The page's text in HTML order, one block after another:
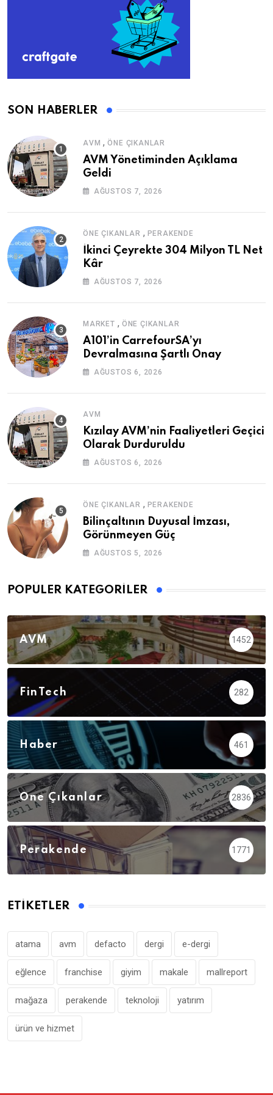
SON HABERLER
AVM ,ÖNE ÇIKANLAR
AVM Yönetiminden Açıklama
Geldi
AĞUSTOS 7, 2026
ÖNE ÇIKANLAR , PERAKENDE
İkinci Çeyrekte 304 Milyon TL Net
Kâr
AĞUSTOS 7, 2026
MARKET , ÖNE ÇIKANLAR
A101’in CarrefourSA’yı
Devralmasına Şartlı Onay
AĞUSTOS 6, 2026
AVM
Kızılay AVM’nin Faaliyetleri Geçici
Olarak Durduruldu
AĞUSTOS 6, 2026
ÖNE ÇIKANLAR , PERAKENDE
Bilinçaltının Duyusal İmzası,
Görünmeyen Güç
AĞUSTOS 5, 2026
POPÜLER KATEGORILER
AVM 1452
FinTech 282
Haber 461
Öne Çıkanlar 2836
Perakende 1771
ETIKETLER
atama avm defacto dergi e-dergi
eğlence franchise giyim makale mallreport
mağaza perakende teknoloji yatırım
ürün ve hizmet